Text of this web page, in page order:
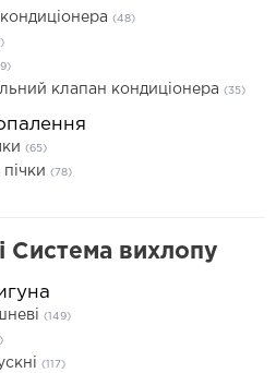
(48)
клапан кондиціонера (35)
(65)
(78)
Система вихлопу
(149)
(117)